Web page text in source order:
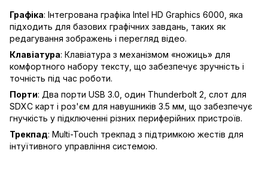
Графіка: Інтегрована графіка Intel HD Graphics 6000, яка
підходить для базових графічних завдань, таких як
редагування зображень і перегляд відео.
Клавіатура: Клавіатура з механізмом «ножиць» для
комфортного набору тексту, що забезпечує зручність і
точність під час роботи.
Порти: Два порти USB 3.0, один Thunderbolt 2, слот для
SDXC карт і роз'єм для навушників 3.5 мм, що забезпечує
гнучкість у підключенні різних периферійних пристроїв.
Трекпад: Multi-Touch трекпад з підтримкою жестів для
інтуїтивного управління системою.